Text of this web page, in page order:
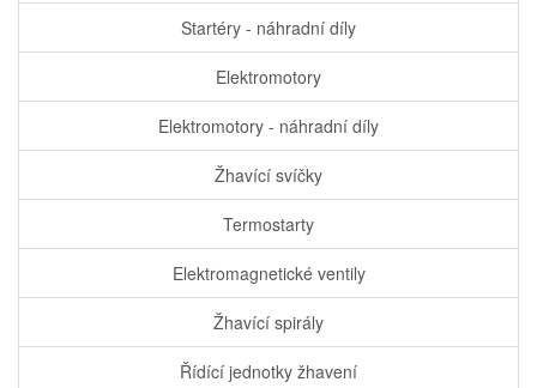
Startéry - náhradní díly
Elektromotory
Elektromotory - náhradní díly
Žhavící svíčky
Termostarty
Elektromagnetické ventily
Žhavící spirály
Řídící jednotky žhavení